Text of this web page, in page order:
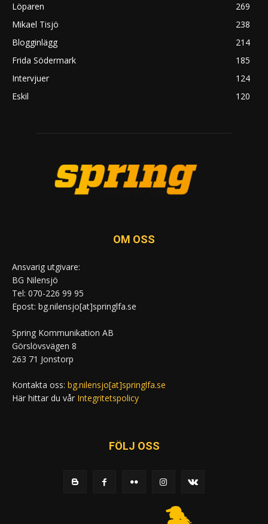
Löparen
269
Mikael Tisjö
238
Blogginlägg
214
Frida Södermark
185
Intervjuer
124
Eskil
120
OM OSS
Ansvarig utgivare:
BG Nilensjö
Tel: 070-226 99 95
Epost: bg.nilensjo[at]springlfa.se
Spring Kommunikation AB
Görslövsvägen 8
263 71 Jonstorp
Kontakta oss: bg.nilensjo[at]springlfa.se
Här hittar du vår Integritetspolicy
FÖLJ OSS